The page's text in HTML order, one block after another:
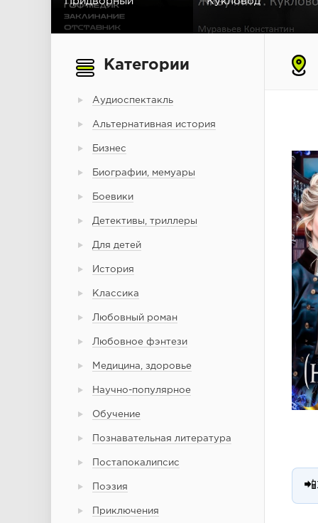
Категории
Аудиоспектакль
Альтернативная история
Бизнес
Биографии, мемуары
Боевики
Детективы, триллеры
Для детей
История
Классика
Любовный роман
Любовное фэнтези
Медицина, здоровье
Научно-популярное
Обучение
Познавательная литература
Постапокалипсис
Поэзия
Приключения
📲